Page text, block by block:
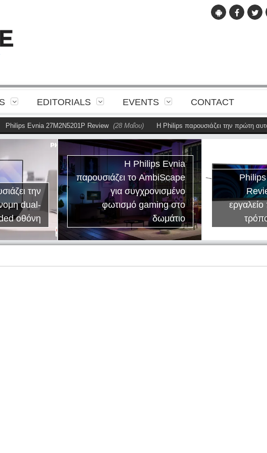
EDITORIALS EVENTS CONTACT
Philips Evnia 27M2N5201P Review (28 Μαΐου) Η Philips παρουσιάζει την πρώτη
την
dual-
οθόνη
Η Philips Evnia
παρουσιάζει το AmbiScape
για συγχρονισμένο
φωτισμό gaming στο
δωμάτιο